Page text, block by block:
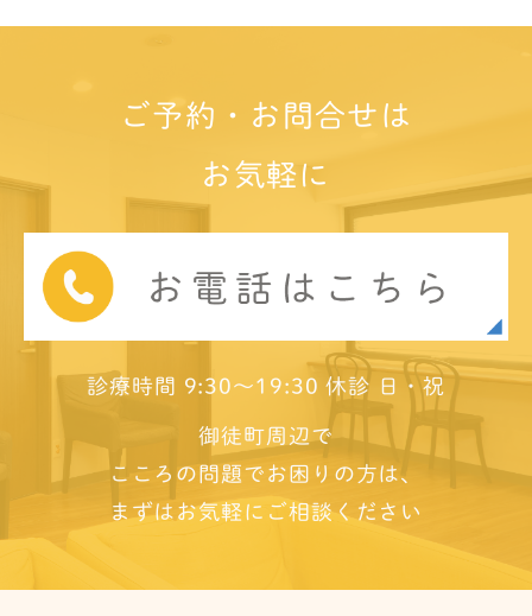
ご予約・お問合せは
お気軽に
診療時間 9:30～19:30 休診 日・祝
御徒町周辺で
こころの問題でお困りの方は、
まずはお気軽にご相談ください